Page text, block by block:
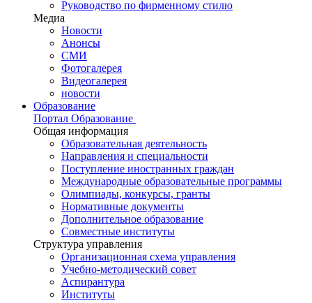
Руководство по фирменному стилю
Медиа
Новости
Анонсы
СМИ
Фотогалерея
Видеогалерея
новости
Образование
Портал Образование
Общая информация
Образовательная деятельность
Направления и специальности
Поступление иностранных граждан
Международные образовательные программы
Олимпиады, конкурсы, гранты
Нормативные документы
Дополнительное образование
Совместные институты
Структура управления
Организационная схема управления
Учебно-методический совет
Аспирантура
Институты